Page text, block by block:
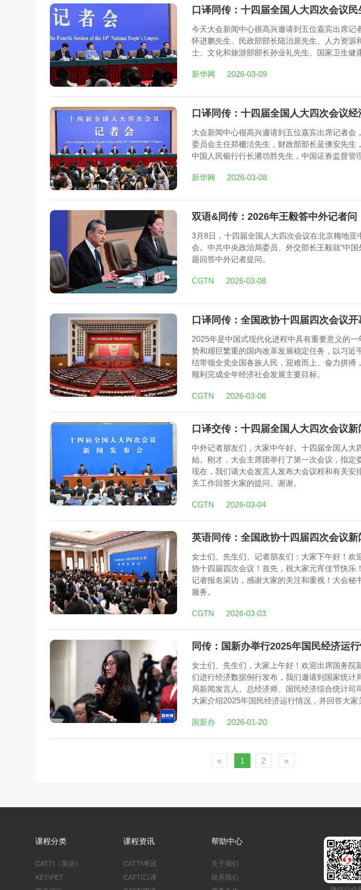
口译同传：十四届全国人大四次会议
今天大会新闻中心很高兴邀请到五位嘉宾出席记
怀进鹏先生、民政部部长陆治原先生、人力资源
士、文化和旅游部部长孙业礼先生、国家卫生健
新华网 2026-03-09
口译同传：十四届全国人大四次会议
大会新闻中心很高兴邀请到五位嘉宾出席记者会
委员会主任郑栅洁先生，财政部部长蓝佛安先生
中国人民银行行长潘功胜先生，中国证券监督管
新华网 2026-03-08
双语&同传：2026年王毅答中外记者问
3月8日，十四届全国人大四次会议在北京梅地亚
会。中共中央政治局委员、外交部长王毅就“中
题回答中外记者提问。
CGTN 2026-03-08
口译同传：全国政协十四届四次会议开
2025年是中国式现代化进程中具有重要意义的
势和艰巨繁重的国内改革发展稳定任务，以习近
结带领全党全国各族人民，迎难而上、奋力拼搏
顺利完成全年经济社会发展主要目标。
CGTN 2026-03-06
口译交传：十四届全国人大四次会议
中外记者朋友们，大家中午好。十四届全国人大
始。刚才，大会主席团举行了第一次会议，指定
现在，我们请大会发言人发布大会议程和有关安
关工作回答大家的提问。谢谢。
CGTN 2026-03-04
英语同传：全国政协十四届四次会议新
女士们、先生们、记者朋友们：大家下午好！欢
协十四届四次会议！首先，祝大家元宵佳节快乐
记者报名采访，感谢大家的关注和重视！大会秘
服务。
CGTN 2026-03-03
同传：国新办举行2025年国民经济运
女士们、先生们，大家上午好！欢迎出席国务院
们进行经济数据例行发布，我们邀请到国家统计
局新闻发言人、总经济师、国民经济综合统计司
大家介绍2025年国民经济运行情况，并回答大家
国新办 2026-01-20
« 1 2 »
课程分类
CATTI（英语）
KET\PET
课程资讯
CATTI考试
CATTI口译
帮助中心
关于我们
联系我们